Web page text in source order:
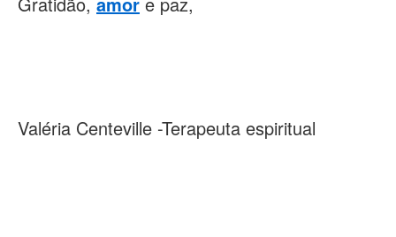
Valéria Centeville -Terapeuta espiritual